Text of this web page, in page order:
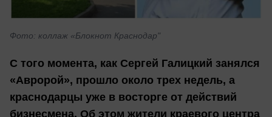
Фото: коллаж «Блокнот Краснодар"
С того момента, как Сергей Галицкий занялся
«Авророй», прошло около трех недель, а
краснодарцы уже в восторге от действий
бизнесмена. Об этом жители краевого центра